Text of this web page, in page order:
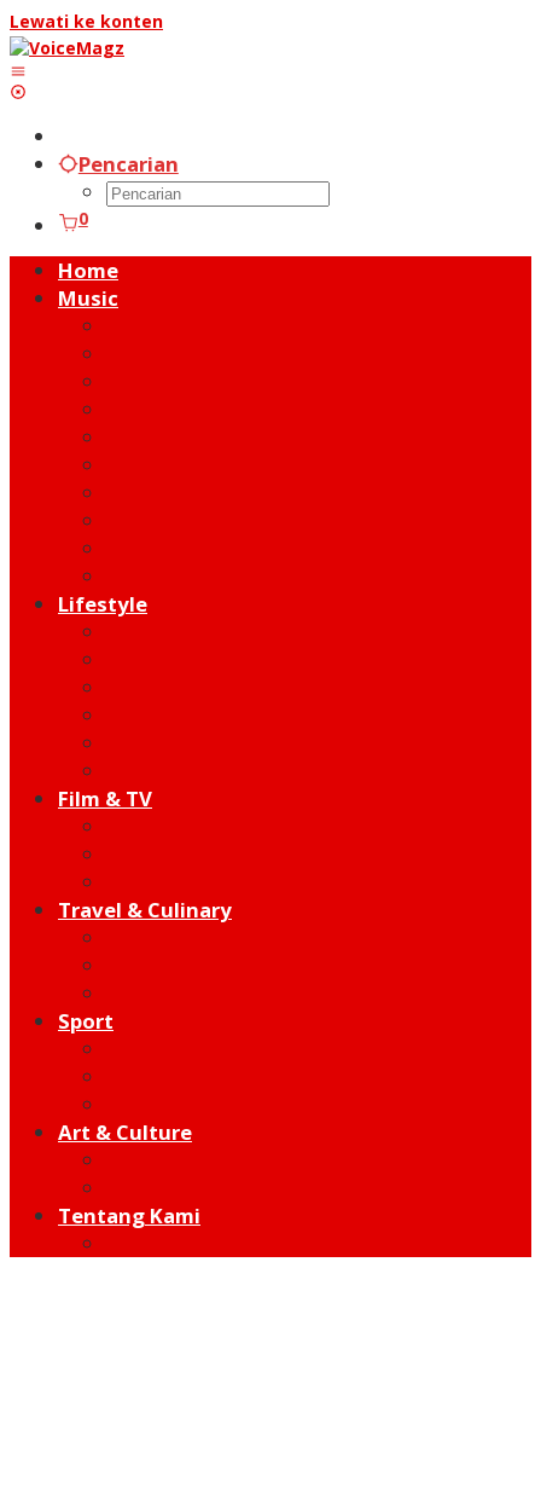
Lewati ke konten
Pencarian
0
Home
Music
Lifestyle
Film & TV
Travel & Culinary
Sport
Art & Culture
Tentang Kami